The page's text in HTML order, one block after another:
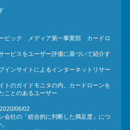
ービック メディア第一事業部 カードロ
ービスをユーザー評価に基づいて紹介す
インサイトによるインターネットリサー
トのガイドモニタの内、カードローンを
ことのあるユーザー
06/02
会社の「総合的に判断した満足度」につ